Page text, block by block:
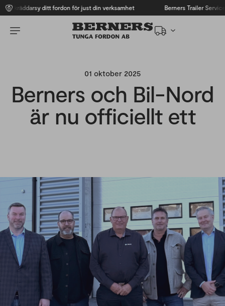
Skräddarsy ditt fordon för just din verksamhet Berners Trailer Service
01 oktober 2025
Berners och Bil-Nord
är nu officiellt ett